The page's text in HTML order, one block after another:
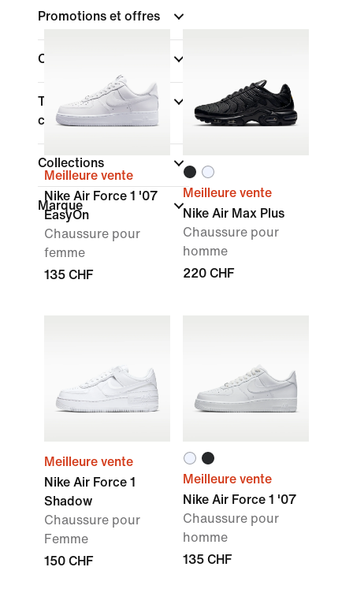
Promotions et offres
Couleur
Type de coupe des
chaussures
Collections
Marque
Meilleure vente
Nike Air Force 1 '07
EasyOn
Chaussure pour
femme
135 CHF
Meilleure vente
Nike Air Max Plus
Chaussure pour
homme
220 CHF
Meilleure vente
Nike Air Force 1
Shadow
Chaussure pour
Femme
150 CHF
Meilleure vente
Nike Air Force 1 '07
Chaussure pour
homme
135 CHF